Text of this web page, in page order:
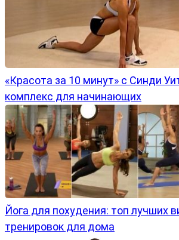
«Красота за 10 минут» с Синди
комплекс для начинающих
Йога для похудения: топ лучших
тренировок для дома